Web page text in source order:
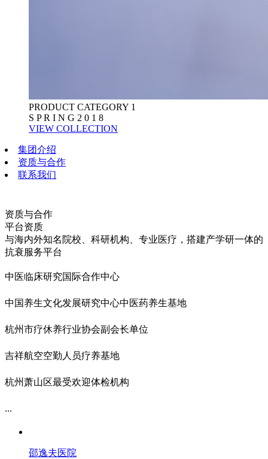
PRODUCT CATEGORY 1
S P R I N G 2 0 1 8
VIEW COLLECTION
集团介绍
资质与合作
联系我们
资质与合作
平台资质
与海内外知名院校、科研机构、专业医疗，搭建产学研一体的
抗衰服务平台
中医临床研究国际合作中心
中国养生文化发展研究中心中医药养生基地
杭州市疗休养行业协会副会长单位
吉祥航空空勤人员疗养基地
杭州萧山区最受欢迎体检机构
...
邵逸夫医院